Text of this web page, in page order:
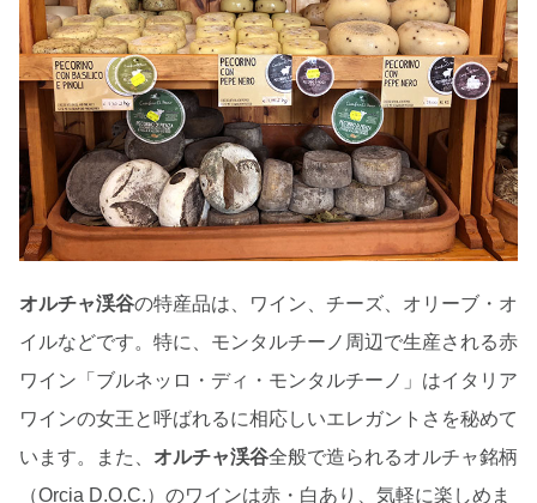
オルチャ渓谷の特産品は、ワイン、チーズ、オリーブ・オ
イルなどです。特に、モンタルチーノ周辺で生産される赤
ワイン「ブルネッロ・ディ・モンタルチーノ」はイタリア
ワインの女王と呼ばれるに相応しいエレガントさを秘めて
います。また、 オルチャ渓谷全般で造られるオルチャ銘柄
（Orcia D.O.C.）のワインは赤・白あり、気軽に楽しめま